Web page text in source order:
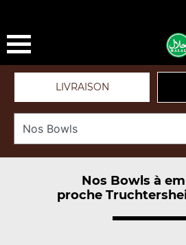
LIVRAISON
Nos Bowls à
proche